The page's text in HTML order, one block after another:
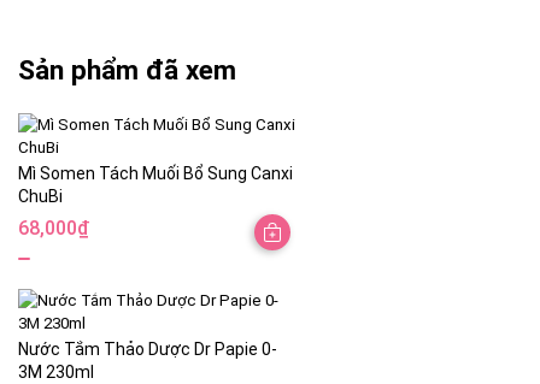
Sản phẩm đã xem
Mì Somen Tách Muối Bổ Sung Canxi
ChuBi
68,000₫
Nước Tắm Thảo Dược Dr Papie 0-
3M 230ml